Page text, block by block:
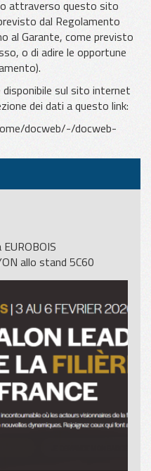
attraverso questo sito
dal Regolamento
al Garante, come previsto
o di adire le opportune
disponibile sul sito internet
dei dati a questo link:
docweb/-/docweb-
allo stand 5C60